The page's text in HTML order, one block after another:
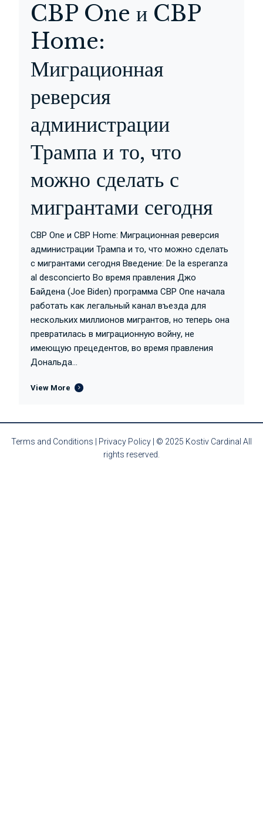
CBP One и CBP
Home:
Миграционная
реверсия
администрации
Трампа и то, что
можно сделать с
мигрантами сегодня
CBP One и CBP Home: Миграционная реверсия
администрации Трампа и то, что можно сделать
с мигрантами сегодня Введение: De la esperanza
al desconcierto Во время правления Джо
Байдена (Joe Biden) программа CBP One начала
работать как легальный канал въезда для
нескольких миллионов мигрантов, но теперь она
превратилась в миграционную войну, не
имеющую прецедентов, во время правления
Дональда...
View More
Terms and Conditions Privacy Policy
| © 2025 Kostiv Cardinal All
rights reserved.